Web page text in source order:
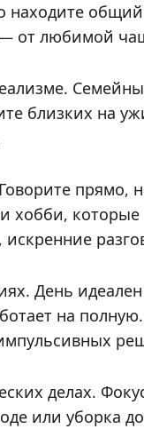
находите
от любимой
близких на
прямо,
хобби,
День идеален
на
делах.
или уборка